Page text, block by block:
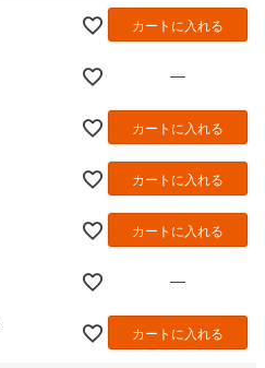
カートに入れる
—
カートに入れる
カートに入れる
カートに入れる
—
カートに入れる